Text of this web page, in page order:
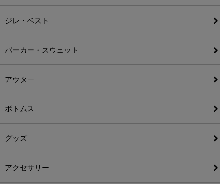
ジレ・ベスト
パーカー・スウェット
アウター
ボトムス
グッズ
アクセサリー